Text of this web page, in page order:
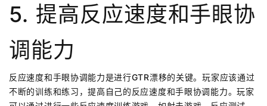
5. 提高反应速度和手眼协
调能力
反应速度和手眼协调能力是进行GTR漂移的关键。玩家应该通过
不断的训练和练习，提高自己的反应速度和手眼协调能力。玩家